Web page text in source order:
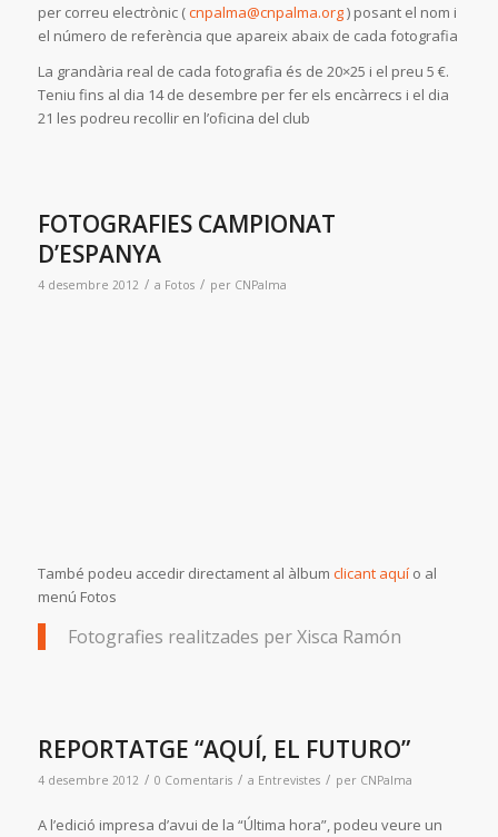
per correu electrònic (cnpalma@cnpalma.org) posant el nom i
el número de referència que apareix abaix de cada fotografia
La grandària real de cada fotografia és de 20×25 i el preu 5 €.
Teniu fins al dia 14 de desembre per fer els encàrrecs i el dia
21 les podreu recollir en l’oficina del club
FOTOGRAFIES CAMPIONAT
D’ESPANYA
4 desembre 2012 / a Fotos / per CNPalma
També podeu accedir directament al àlbum clicant aquío al
menú Fotos
Fotografies realitzades per Xisca Ramón
REPORTATGE “AQUÍ, EL FUTURO”
4 desembre 2012 / 0 Comentaris / a Entrevistes / per CNPalma
A l’edició impresa d’avui de la “Última hora”, podeu veure un